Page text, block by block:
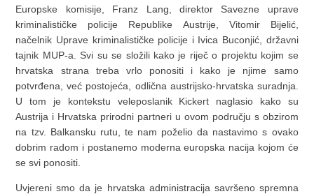
Europske komisije, Franz Lang, direktor Savezne uprave
kriminalističke policije Republike Austrije, Vitomir Bijelić,
načelnik Uprave kriminalističke policije i Ivica Buconjić, državni
tajnik MUP-a. Svi su se složili kako je riječ o projektu kojim se
hrvatska strana treba vrlo ponositi i kako je njime samo
potvrđena, već postojeća, odlična austrijsko-hrvatska suradnja.
U tom je kontekstu veleposlanik Kickert naglasio kako su
Austrija i Hrvatska prirodni partneri u ovom području s obzirom
na tzv. Balkansku rutu, te nam poželio da nastavimo s ovako
dobrim radom i postanemo moderna europska nacija kojom će
se svi ponositi.
Uvjereni smo da je hrvatska administracija savršeno spremna